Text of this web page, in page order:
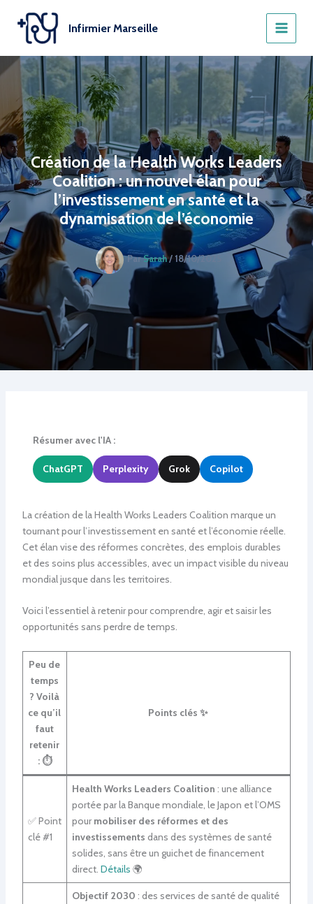
contenu
Infirmier Marseille
Création de la Health Works Leaders
Coalition : un nouvel élan pour
l’investissement en santé et la
dynamisation de l’économie
ParSarah/18/10/2025
Résumer avec l'IA :
ChatGPT Perplexity Grok Copilot
La création de la Health Works Leaders Coalition marque un
tournant pour l’investissement en santé et l’économie réelle.
Cet élan vise des réformes concrètes, des emplois durables
et des soins plus accessibles, avec un impact visible du niveau
mondial jusque dans les territoires.
Voici l’essentiel à retenir pour comprendre, agir et saisir les
opportunités sans perdre de temps.
Peu de
temps
? Voilà
ce qu’il
faut
retenir
:⏱️
Points clés ✨
✅ Point
clé #1
Health Works Leaders Coalition : une alliance
portée par la Banque mondiale, le Japon et l’OMS
pour mobiliser des réformes et des
investissements dans des systèmes de santé
solides, sans être un guichet de financement
direct. Détails 🌍
Objectif 2030 : des services de santé de qualité